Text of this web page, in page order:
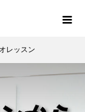
レッスン